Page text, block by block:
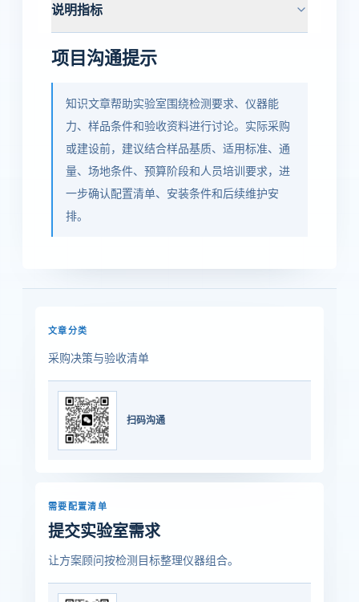
说明指标
项目沟通提示
知识文章帮助实验室围绕检测要求、仪器能
力、样品条件和验收资料进行讨论。实际采购
或建设前，建议结合样品基质、适用标准、通
量、场地条件、预算阶段和人员培训要求，进
一步确认配置清单、安装条件和后续维护安
排。
文章分类
采购决策与验收清单
扫码沟通
需要配置清单
提交实验室需求
让方案顾问按检测目标整理仪器组合。